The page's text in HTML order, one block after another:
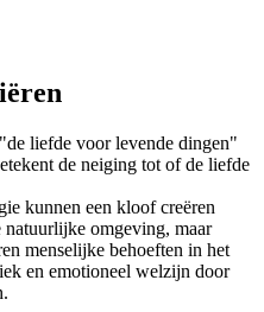
liefde voor levende dingen"
de neiging tot of de liefde
kunnen een kloof creëren
natuurlijke omgeving, maar
menselijke behoeften in het
en emotioneel welzijn door